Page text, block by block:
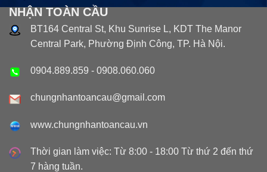
NHẬN TOÀN CẦU
BT164 Central St, Khu Sunrise L, KDT The Manor
Central Park, Phường Định Công, TP. Hà Nội.
0904.889.859 - 0908.060.060
chungnhantoancau@gmail.com
www.chungnhantoancau.vn
Thời gian làm việc: Từ 8:00 - 18:00 Từ thứ 2 đến thứ
7 hàng tuần.